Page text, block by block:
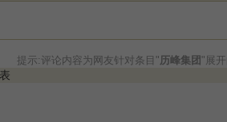
提示:评论内容为网友针对条目" 历峰集团 "展